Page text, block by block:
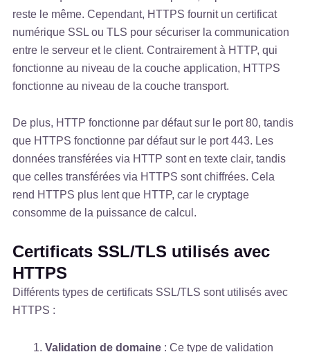
reste le même. Cependant, HTTPS fournit un certificat
numérique SSL ou TLS pour sécuriser la communication
entre le serveur et le client. Contrairement à HTTP, qui
fonctionne au niveau de la couche application, HTTPS
fonctionne au niveau de la couche transport.
De plus, HTTP fonctionne par défaut sur le port 80, tandis
que HTTPS fonctionne par défaut sur le port 443. Les
données transférées via HTTP sont en texte clair, tandis
que celles transférées via HTTPS sont chiffrées. Cela
rend HTTPS plus lent que HTTP, car le cryptage
consomme de la puissance de calcul.
Certificats SSL/TLS utilisés avec
HTTPS
Différents types de certificats SSL/TLS sont utilisés avec
HTTPS :
Validation de domaine : Ce type de validation